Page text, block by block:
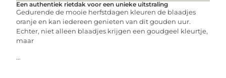
Een authentiek rietdak voor een unieke uitstraling
Gedurende de mooie herfstdagen kleuren de blaadjes
oranje en kan iedereen genieten van dit gouden uur.
Echter, niet alleen blaadjes krijgen een goudgeel kleurtje,
maar
...